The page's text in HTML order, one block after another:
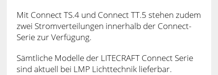
Mit Connect TS.4 und Connect TT.5 stehen zudem
zwei Stromverteilungen innerhalb der Connect-
Serie zur Verfügung.
Sämtliche Modelle der LITECRAFT Connect Serie
sind aktuell bei LMP Lichttechnik lieferbar.